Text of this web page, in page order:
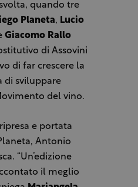
quando tre
Planeta, Lucio
Giacomo Rallo
di Assovini
di far crescere la
di sviluppare
del vino.
e portata
Antonio
“Un’edizione
il meglio